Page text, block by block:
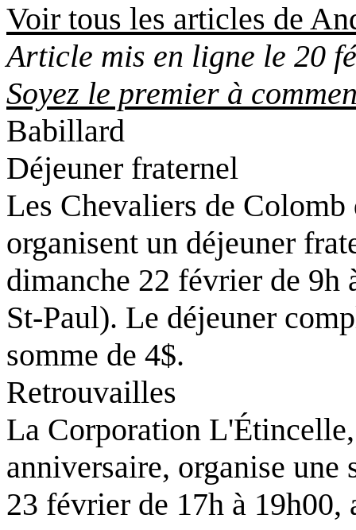
Voir tous les articles de
Article mis en ligne le 20
Soyez le premier à
Babillard
Déjeuner fraternel
Les Chevaliers de
organisent un déjeuner
dimanche 22 février de 9h
St-Paul). Le déjeuner
somme de 4$.
Retrouvailles
La Corporation
anniversaire, organise
23 février de 17h à